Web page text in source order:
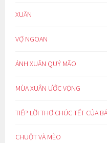
XUÂN
VỢ NGOAN
ÁNH XUÂN QUÝ MÃO
MÙA XUÂN ƯỚC VỌNG
TIẾP LỜI THƠ CHÚC TẾT CỦA
CHUỘT VÀ MÈO